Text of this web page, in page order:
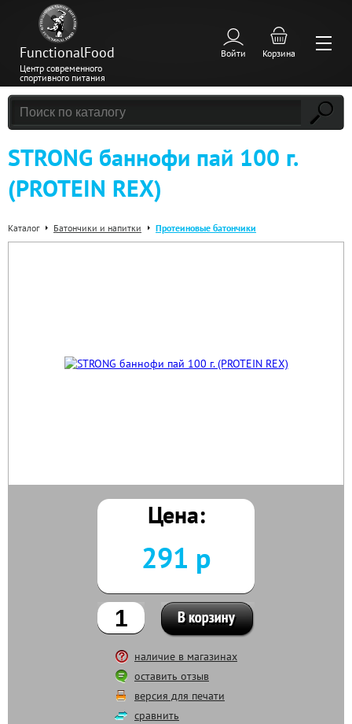
FunctionalFood
Центр современного
спортивного питания
Войти Корзина
STRONG баннофи пай 100 г.
(PROTEIN REX)
Каталог Батончики и напитки Протеиновые батончики
Цена:
291 р
наличие в магазинах
оставить отзыв
версия для печати
сравнить